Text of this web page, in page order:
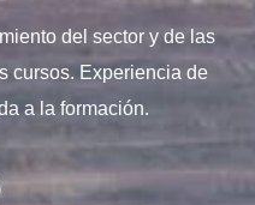
del sector y de las
cursos. Experiencia de
a la formación.